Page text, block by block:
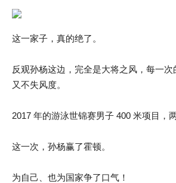
这一家子，真的绝了。
反观孙杨这边，完全是大将之风，每一
又不失风度。
2017 年的游泳世锦赛男子 400 米项目，
这一次，孙杨赢了霍顿。
为自己、也为国家争了口气！